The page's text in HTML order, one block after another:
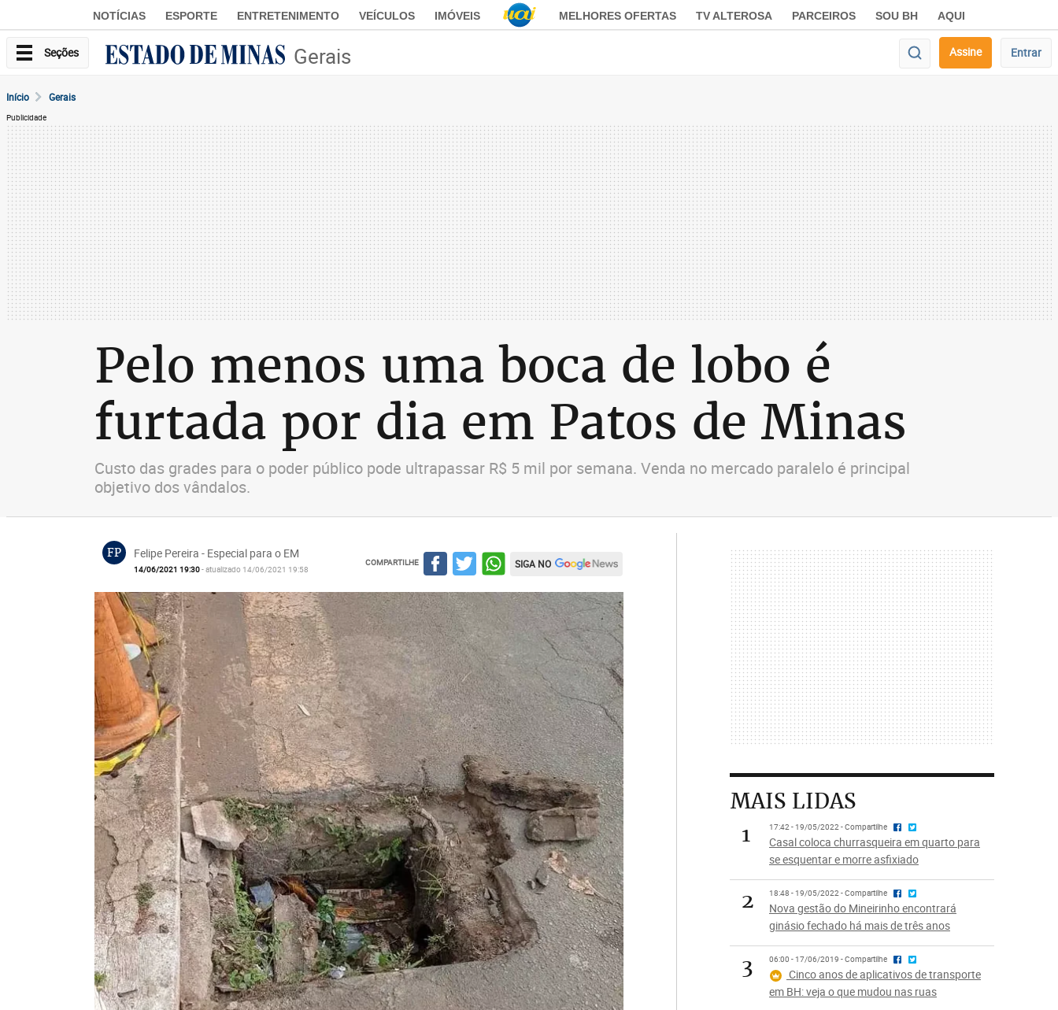
NOTÍCIAS ESPORTE ENTRETENIMENTO VEÍCULOS IMÓVEIS MELHORES OFERTAS TV ALTEROSA PARCEIROS SOU BH AQUI
Seções Gerais Assine Entrar
Início Gerais
Publicidade
Pelo menos uma boca de lobo é
furtada por dia em Patos de Minas
Custo das grades para o poder público pode ultrapassar R$ 5 mil por semana. Venda no mercado paralelo é principal
objetivo dos vândalos.
FP Felipe Pereira - Especial para o EM
14/06/2021 19:30- atualizado 14/06/2021 19:58
COMPARTILHE SIGA NO
MAIS LIDAS
1
17:42 - 19/05/2022 - Compartilhe
Casal coloca churrasqueira em quarto para
se esquentar e morre asfixiado
2 18:48 - 19/05/2022 - Compartilhe
Nova gestão do Mineirinho encontrará
ginásio fechado há mais de três anos
3 06:00 - 17/06/2019 - Compartilhe
Cinco anos de aplicativos de transporte
em BH: veja o que mudou nas ruas